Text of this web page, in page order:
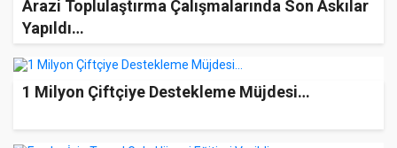
Arazi Toplulaştırma Çalışmalarında Son Askılar
Yapıldı…
1 Milyon Çiftçiye Destekleme Müjdesi…